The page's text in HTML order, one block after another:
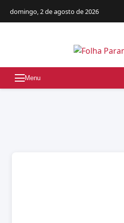
domingo, 2 de agosto de 2026
Menu